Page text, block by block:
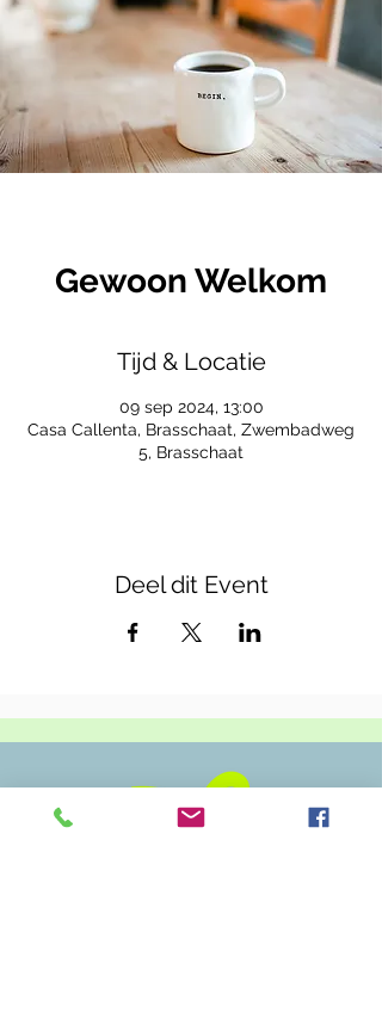
Gewoon Welkom
Tijd & Locatie
09 sep 2024, 13:00
Casa Callenta, Brasschaat, Zwembadweg
5, Brasschaat
Deel dit Event